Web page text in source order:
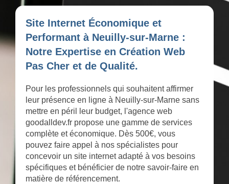
Site Internet Économique et
Performant à Neuilly-sur-Marne :
Notre Expertise en Création Web
Pas Cher et de Qualité.
Pour les professionnels qui souhaitent affirmer
leur présence en ligne à Neuilly-sur-Marne sans
mettre en péril leur budget, l'agence web
goodalldev.fr propose une gamme de services
complète et économique. Dès 500€, vous
pouvez faire appel à nos spécialistes pour
concevoir un site internet adapté à vos besoins
spécifiques et bénéficier de notre savoir-faire en
matière de référencement.